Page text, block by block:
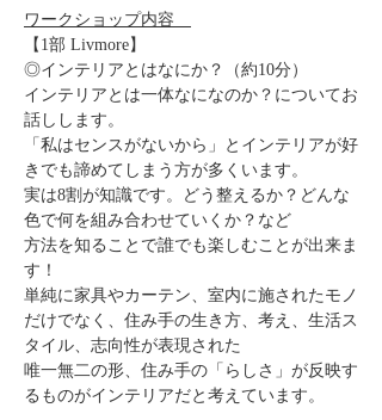
ワークショップ内容
【1部 Livmore】
◎インテリアとはなにか？（約10分）
インテリアとは一体なになのか？についてお
話しします。
「私はセンスがないから」とインテリアが好
きでも諦めてしまう方が多くいます。
実は8割が知識です。どう整えるか？どんな
色で何を組み合わせていくか？など
方法を知ることで誰でも楽しむことが出来ま
す！
単純に家具やカーテン、室内に施されたモノ
だけでなく、住み手の生き方、考え、生活ス
タイル、志向性が表現された
唯一無二の形、住み手の「らしさ」が反映す
るものがインテリアだと考えています。